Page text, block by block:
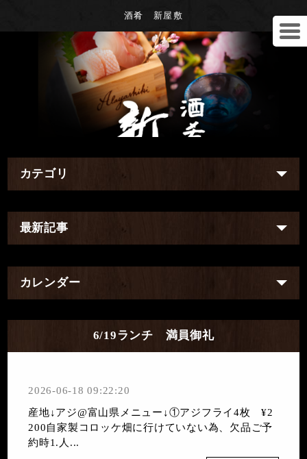
酒肴 新屋敷
カテゴリ
最新記事
カレンダー
6/19ランチ 満員御礼
2026-06-18 09:22:20
産地↓アジ@富山県メニュー↓①アジフライ4枚 ¥2
200自家製コロッケ畑に行けていない為、欠品ご予
約時1.人...